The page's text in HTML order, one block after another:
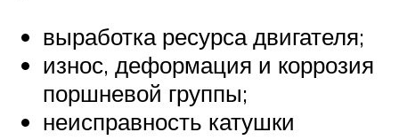
выработка ресурса двигателя;
износ, деформация и коррозия
поршневой группы;
неисправность катушки